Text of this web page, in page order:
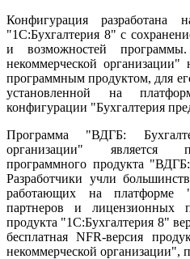
Конфигурация разработана
"1С:Бухгалтерия 8" с
и возможностей
некоммерческой организации"
программным продуктом, для
установленной на
конфигурации "Бухгалтерия
Программа "ВДГБ:
организации" является
программного продукта
Разработчики учли
работающих на платформе
партнеров и лицензионных
продукта "1С:Бухгалтерия 8"
бесплатная NFR-версия
некоммерческой организации",